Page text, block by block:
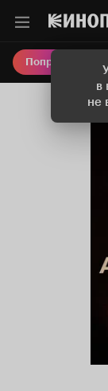
в
не
Попробовать